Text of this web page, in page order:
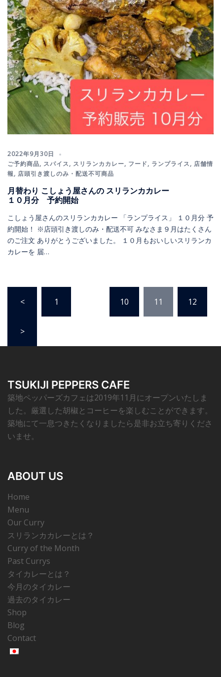
2022年9月30日
ご予約商品, スパイス, スリランカカレー, フード, ランプライス, 店舗情
報, 店頭引き渡しのみ・配送不可商品
月替わり こしょう屋さんの スリランカカレー
１０月分 予約開始
こしょう屋さんのスリランカカレー 「ランプライス」 １０月分 予
約開始！ ※店頭引き渡しのみ・配送不可 みなさま９月はたくさん
のご注文 ありがとうございました。 １０月もおいしいスリランカ
カレーを 届…
< 1 10 11 12
>
TSUKIJI PEPPERS CAFE
築地ペッパーズカフェは2019年11月にオープンいたしま
した。厳選した胡椒とコーヒーを楽しむことができます。
築地にて一息つきたくなりましたら是非お立ち寄りくださ
いませ。
ABOUT US
Home
Menu
Our Curry
スリランカカレーとは？
Curry of the Month
Past Currys
タイカレーとは？
今月のタイカレー
過去のタイカレー
Shop
Blog
Contact